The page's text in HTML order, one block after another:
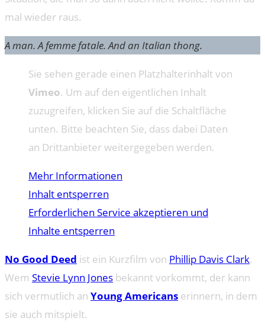
mal wieder raus.
A man. A femme fatale. And an Italian thong.
Sie sehen gerade einen Platzhalterinhalt von
Vimeo. Um auf den eigentlichen Inhalt
zuzugreifen, klicken Sie auf die Schaltfläche
unten. Bitte beachten Sie, dass dabei Daten
an Drittanbieter weitergegeben werden.
Mehr Informationen
Inhalt entsperren
Erforderlichen Service akzeptieren und
Inhalte entsperren
No Good Deed ist ein Kurzfilm von Phillip Davis Clark.
Wem Stevie Lynn Jones bekannt vorkommt, der kann
sich vermutlich an Young Americans erinnern, in dem
sie auch mitspielt.